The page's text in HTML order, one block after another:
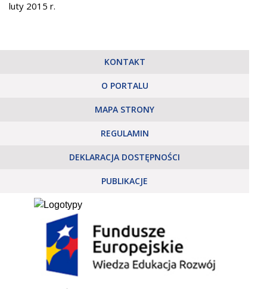
luty 2015 r.
KONTAKT
O PORTALU
MAPA STRONY
REGULAMIN
DEKLARACJA DOSTĘPNOŚCI
PUBLIKACJE